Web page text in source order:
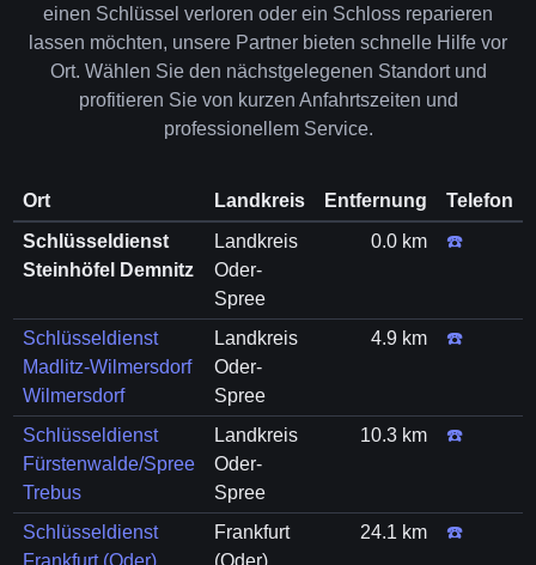
einen Schlüssel verloren oder ein Schloss reparieren
lassen möchten, unsere Partner bieten schnelle Hilfe vor
Ort. Wählen Sie den nächstgelegenen Standort und
profitieren Sie von kurzen Anfahrtszeiten und
professionellem Service.
Ort Landkreis Entfernung
Telefon
Schlüsseldienst
Steinhöfel Demnitz
Landkreis
Oder-
Spree
0.0 km ☎️
Schlüsseldienst
Madlitz-Wilmersdorf
Wilmersdorf
Landkreis
Oder-
Spree
4.9 km ☎️
Schlüsseldienst
Fürstenwalde/Spree
Trebus
Landkreis
Oder-
Spree
10.3 km ☎️
Schlüsseldienst
Frankfurt (Oder)
Frankfurt
(Oder)
24.1 km ☎️